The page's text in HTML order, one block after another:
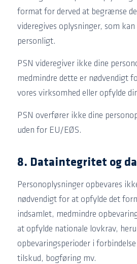
format for derved at begrænse
videregives oplysninger, som
personligt.
PSN videregiver ikke dine
medmindre dette er nødvendigt
vores virksomhed eller opfylde
PSN overfører ikke dine
uden for EU/EØS.
8. Dataintegritet og
Personoplysninger opbevares
nødvendigt for at opfylde det
indsamlet, medmindre
at opfylde nationale lovkrav,
opbevaringsperioder i
tilskud, bogføring mv.